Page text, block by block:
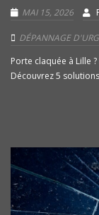
MAI 15, 2026
DÉPANNAGE
Porte claquée à Lille
Découvrez 5